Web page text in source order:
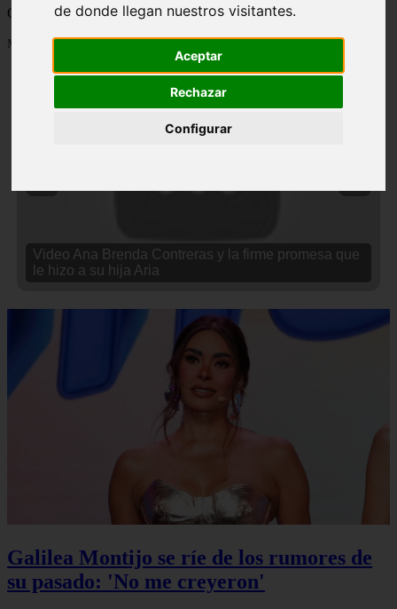
de donde llegan nuestros visitantes.
Aceptar
Rechazar
Configurar
Cosas curiosas, curiosidades, noticias impactantes y mucho mas
Mostrando 1 - 24 de 2834 artículos
Video Ana Brenda Contreras y la firme promesa que
le hizo a su hija Aria
Galilea Montijo se ríe de los rumores de
su pasado: 'No me creyeron'